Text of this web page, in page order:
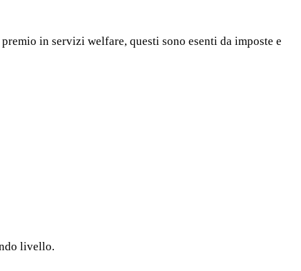
in servizi welfare, questi sono esenti da imposte e
livello.